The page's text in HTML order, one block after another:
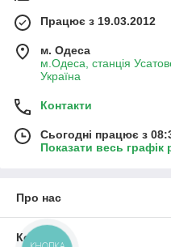
Працює з 19.03.2012
м. Одеса
м.Одеса, станція
Україна
Контакти
Сьогодні працює з
Показати весь графік
Про нас
Контакти